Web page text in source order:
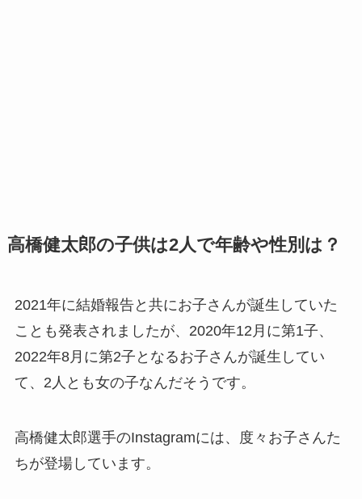
高橋健太郎の子供は2人で年齢や性別は？
2021年に結婚報告と共にお子さんが誕生していた
ことも発表されましたが、2020年12月に第1子、
2022年8月に第2子となるお子さんが誕生してい
て、2人とも女の子なんだそうです。
高橋健太郎選手のInstagramには、度々お子さんた
ちが登場しています。